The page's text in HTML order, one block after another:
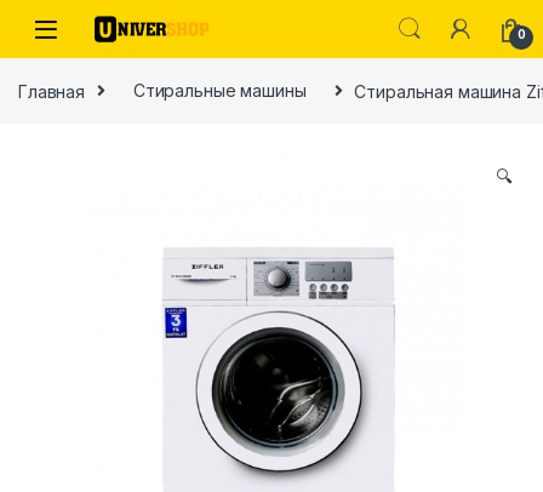
Skip to navigation
Skip to content
0
Главная Стиральные машины Стиральная машина
🔍